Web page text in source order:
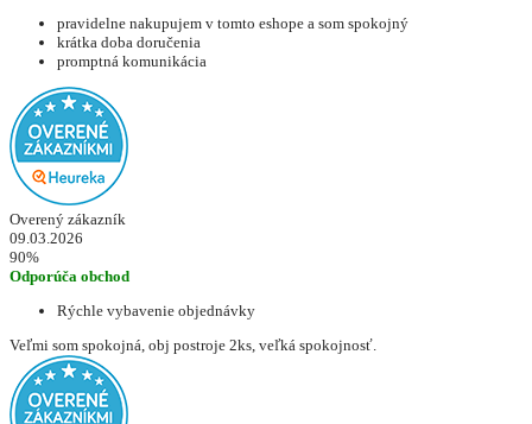
pravidelne nakupujem v tomto eshope a som spokojný
krátka doba doručenia
promptná komunikácia
Overený zákazník
09.03.2026
90%
Odporúča obchod
Rýchle vybavenie objednávky
Veľmi som spokojná, obj postroje 2ks, veľká spokojnosť.